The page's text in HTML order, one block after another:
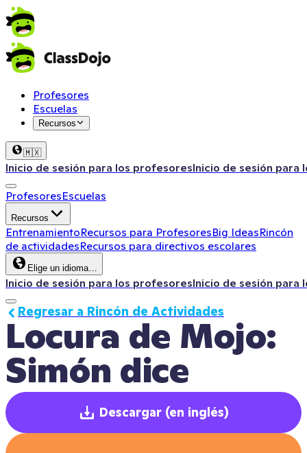
Profesores
Escuelas
Recursos
🇲🇽
Inicio de sesión para los profesoresInicio de sesión para
ProfesoresEscuelas
Recursos
EntrenamientoRecursos para ProfesoresBig IdeasRincón
de actividadesRecursos para directivos escolares
Elige un idioma…
Inicio de sesión para los profesoresInicio de sesión para
Locura de Mojo:
Simón dice
Regresar a Rincón de Actividades
Descargar (en inglés)